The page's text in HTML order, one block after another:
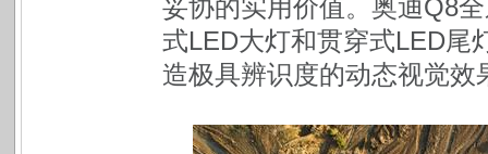
妥协的实用价值。奥迪Q8
式LED大灯和贯穿式LED尾
造极具辨识度的动态视觉